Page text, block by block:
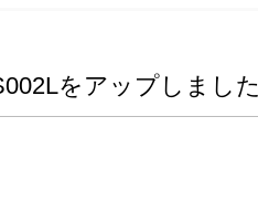
をアップしました